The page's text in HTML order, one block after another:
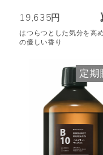
19,635円
はつらつとした気分を高
の優しい香り
定期